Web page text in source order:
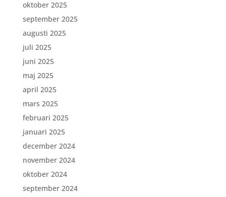
oktober 2025
september 2025
augusti 2025
juli 2025
juni 2025
maj 2025
april 2025
mars 2025
februari 2025
januari 2025
december 2024
november 2024
oktober 2024
september 2024